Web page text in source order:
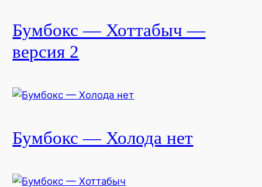
Бумбокс — Хоттабыч —
версия 2
Бумбокс — Холода нет